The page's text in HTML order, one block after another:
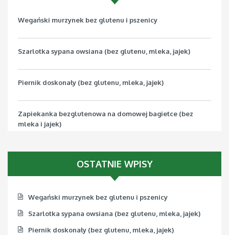
Wegański murzynek bez glutenu i pszenicy
Szarlotka sypana owsiana (bez glutenu, mleka, jajek)
Piernik doskonały (bez glutenu, mleka, jajek)
Zapiekanka bezglutenowa na domowej bagietce (bez
mleka i jajek)
OSTATNIE WPISY
Wegański murzynek bez glutenu i pszenicy
Szarlotka sypana owsiana (bez glutenu, mleka, jajek)
Piernik doskonały (bez glutenu, mleka, jajek)